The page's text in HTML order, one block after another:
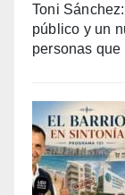
Toni
público y un
personas que